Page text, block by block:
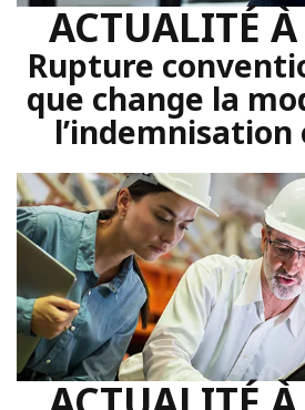
ACTUALITÉ
Rupture
que change la
l’indemnisation